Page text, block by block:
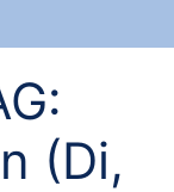
(Di,